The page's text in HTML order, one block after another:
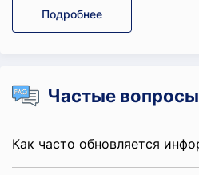
Подробнее
Частые вопросы
Как часто обновляется